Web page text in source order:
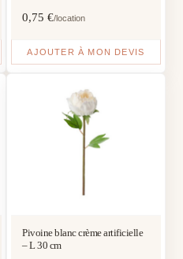
0,75 €/location
AJOUTER À MON DEVIS
Pivoine blanc crème artificielle
– L 30 cm